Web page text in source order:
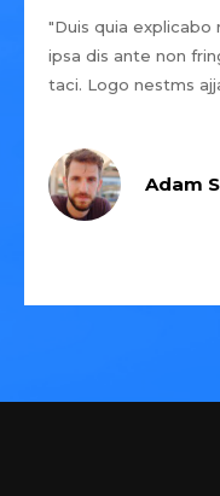
"Duis quia
ipsa dis ante non
taci. Logo nestms
Adam